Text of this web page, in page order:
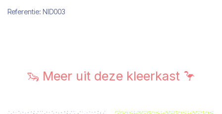
Referentie: NID003
🦦 Meer uit deze kleerkast 🦩